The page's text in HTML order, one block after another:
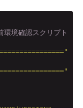
境確認スクリプト